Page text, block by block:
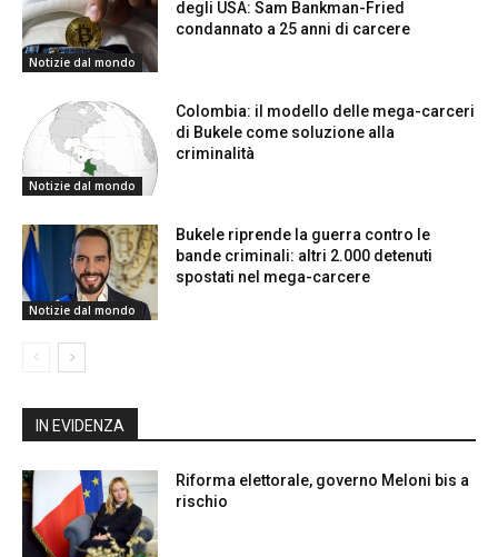
Notizie dal mondo
degli USA: Sam Bankman-Fried
condannato a 25 anni di carcere
Notizie dal mondo
Colombia: il modello delle mega-carceri
di Bukele come soluzione alla
criminalità
Notizie dal mondo
Bukele riprende la guerra contro le
bande criminali: altri 2.000 detenuti
spostati nel mega-carcere
IN EVIDENZA
Riforma elettorale, governo Meloni bis a
rischio